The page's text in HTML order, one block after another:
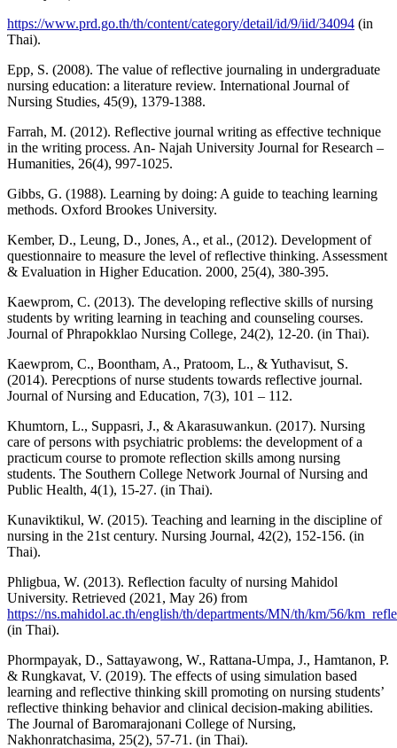
https://www.prd.go.th/th/content/category/detail/id/9/iid/34094 (in
Thai).
Epp, S. (2008). The value of reflective journaling in undergraduate
nursing education: a literature review. International Journal of
Nursing Studies, 45(9), 1379-1388.
Farrah, M. (2012). Reflective journal writing as effective technique
in the writing process. An- Najah University Journal for Research –
Humanities, 26(4), 997-1025.
Gibbs, G. (1988). Learning by doing: A guide to teaching learning
methods. Oxford Brookes University.
Kember, D., Leung, D., Jones, A., et al., (2012). Development of
questionnaire to measure the level of reflective thinking. Assessment
& Evaluation in Higher Education. 2000, 25(4), 380-395.
Kaewprom, C. (2013). The developing reflective skills of nursing
students by writing learning in teaching and counseling courses.
Journal of Phrapokklao Nursing College, 24(2), 12-20. (in Thai).
Kaewprom, C., Boontham, A., Pratoom, L., & Yuthavisut, S.
(2014). Perecptions of nurse students towards reflective journal.
Journal of Nursing and Education, 7(3), 101 – 112.
Khumtorn, L., Suppasri, J., & Akarasuwankun. (2017). Nursing
care of persons with psychiatric problems: the development of a
practicum course to promote reflection skills among nursing
students. The Southern College Network Journal of Nursing and
Public Health, 4(1), 15-27. (in Thai).
Kunaviktikul, W. (2015). Teaching and learning in the discipline of
nursing in the 21st century. Nursing Journal, 42(2), 152-156. (in
Thai).
Phligbua, W. (2013). Reflection faculty of nursing Mahidol
University. Retrieved (2021, May 26) from
https://ns.mahidol.ac.th/english/th/departments/MN/th/km/56/
(in Thai).
Phormpayak, D., Sattayawong, W., Rattana-Umpa, J., Hamtanon, P.
& Rungkavat, V. (2019). The effects of using simulation based
learning and reflective thinking skill promoting on nursing students’
reflective thinking behavior and clinical decision-making abilities.
The Journal of Baromarajonani College of Nursing,
Nakhonratchasima, 25(2), 57-71. (in Thai).